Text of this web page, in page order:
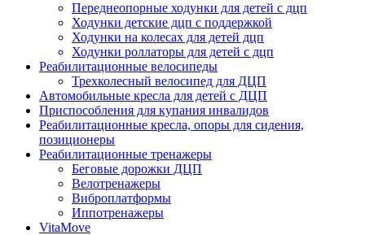
Переднеопорные ходунки для детей с дцп
Ходунки детские дцп с поддержкой
Ходунки на колесах для детей дцп
Ходунки роллаторы для детей с дцп
Реабилитационные велосипеды
Трехколесный велосипед для ДЦП
Автомобильные кресла для детей с ДЦП
Приспособления для купания инвалидов
Реабилитационные кресла, опоры для сидения,
позиционеры
Реабилитационные тренажеры
Беговые дорожки ДЦП
Велотренажеры
Виброплатформы
Иппотренажеры
VitaMove